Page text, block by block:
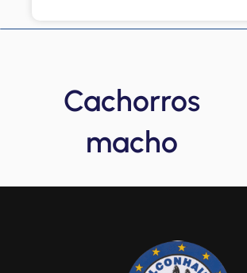
Cachorros
macho